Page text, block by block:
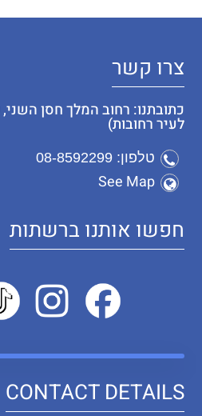
צרו קשר
כתובתנו: רחוב המלך חסן
לעיר רחובות)
טלפון: 08-8592299
See Map
חפשו אותנו ברשתות
CONTACT DETAILS